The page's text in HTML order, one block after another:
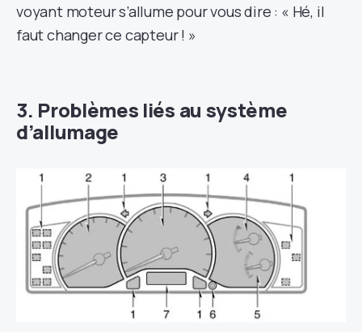
voyant moteur s’allume pour vous dire : « Hé, il
faut changer ce capteur ! »
3. Problèmes liés au système
d’allumage